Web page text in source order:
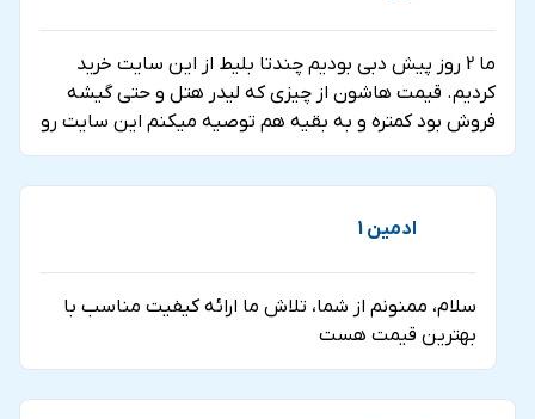
ما 2 روز پیش دبی بودیم چندتا بلیط از این سایت خرید
کردیم. قیمت هاشون از چیزی که لیدر هتل و حتی گیشه
فروش بود کمتره و به بقیه هم توصیه میکنم این سایت رو
ادمین 1
سلام، ممنونم از شما، تلاش ما ارائه کیفیت مناسب با
بهترین قیمت هست